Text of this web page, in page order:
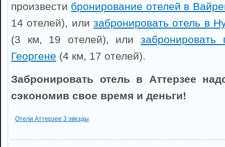
произвести бронирование отелей в
14 отелей), или забронировать отель в
(3 км, 19 отелей), илизабронировать
Георгене (4 км, 17 отелей).
Забронировать отель в Аттерзее
сэкономив свое время и деньги!
Отели Аттерзее 3 звезды